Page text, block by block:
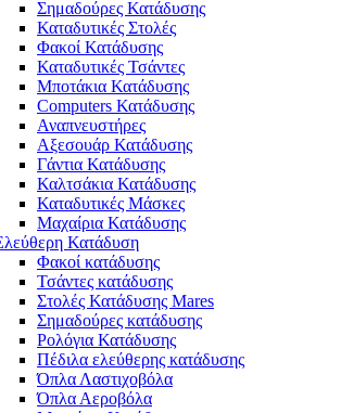
Σημαδούρες Κατάδυσης
Καταδυτικές Στολές
Φακοί Κατάδυσης
Καταδυτικές Τσάντες
Μποτάκια Κατάδυσης
Computers Κατάδυσης
Αναπνευστήρες
Αξεσουάρ Κατάδυσης
Γάντια Κατάδυσης
Καλτσάκια Κατάδυσης
Καταδυτικές Μάσκες
Μαχαίρια Κατάδυσης
Κατάδυση
Φακοί κατάδυσης
Τσάντες κατάδυσης
Στολές Κατάδυσης Mares
Σημαδούρες κατάδυσης
Ρολόγια Κατάδυσης
Πέδιλα ελεύθερης κατάδυσης
Όπλα Λαστιχοβόλα
Όπλα Αεροβόλα